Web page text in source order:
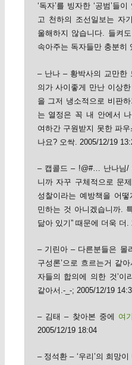
‘독자’를 빙자한 ‘공범’들
고 천하의 조선일보는 자
울해하지 않습니다. 들켜
속아주는 독자들만 충분히
– 난나 – 황박사의 교만한
의가 사이좋게 만난 이상
을 그저 냉소적으로 비판
는 열정은 꼭 내 안에서
여하간 구원받지 못한 파
나요? 오싹. 2005/12/19
– 캡콜드 – !@#… 난나님/
니까 자꾸 구체적으로 문
성찰이라는 예방책을 어
민하는 것 아니겠습니까.
닮아 있기” 때문에 더욱 더.
– 기린아 – 다른분들은 몰
구성론’으로 흐르는거 같
자들의 합의에 의한 것’이
같아서.-_-; 2005/12/19
– 김태 – 찾아본 중에 여
2005/12/19 18:04
– 정석환 – ‘우리’의 희망